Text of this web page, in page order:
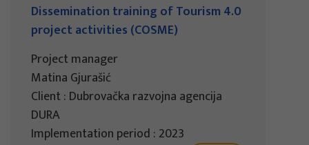
Dissemination training of Tourism 4.0
project activities (COSME)
Project manager
Matina Gjurašić
Client : Dubrovačka razvojna agencija
DURA
Implementation period : 2023